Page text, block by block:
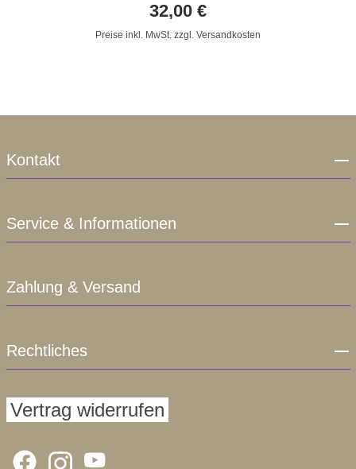
32,00 €
Preise inkl. MwSt. zzgl. Versandkosten
Kontakt
Service & Informationen
Zahlung & Versand
Rechtliches
Vertrag widerrufen